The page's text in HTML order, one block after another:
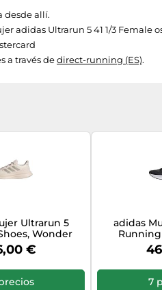
desde allí.
adidas Ultrarun 5 41 1/3 Female
a través dedirect-running (ES).
Ultrarun 5
Wonder
Metallic/Core
40 2/3 EU
€
adidas
Running
Black/
7